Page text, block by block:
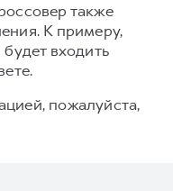
также
К примеру,
входить
пожалуйста,